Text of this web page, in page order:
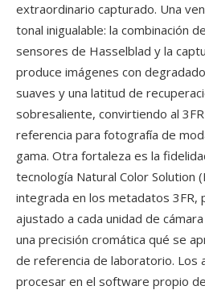
extraordinario capturado. Una
tonal inigualable: la combinación
sensores de Hasselblad y la
produce imágenes con
suaves y una latitud de
sobresaliente, convirtiendo al
referencia para fotografía de
gama. Otra fortaleza es la
tecnología Natural Color Solution
integrada en los metadatos 3FR,
ajustado a cada unidad de
una precisión cromática qué se
de referencia de laboratorio. Los
procesar en el software propio